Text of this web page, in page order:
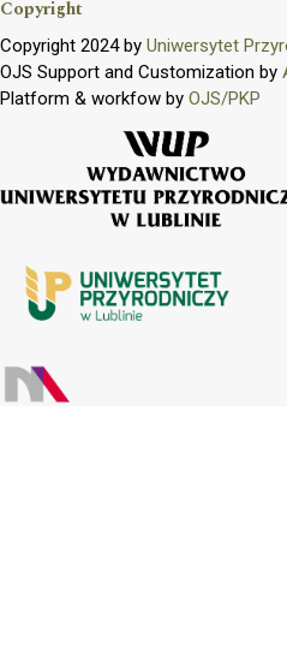
Copyright
Copyright 2024 by Uniwersytet
OJS Support and Customization by
Platform & workfow by OJS/PKP